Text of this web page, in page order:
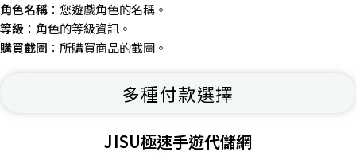
角色名稱 ：您遊戲角色的名稱。
等級 ：角色的等級資訊。
購買截圖 ：所購買商品的截圖。
多種付款選擇
JISU極速手遊代儲網